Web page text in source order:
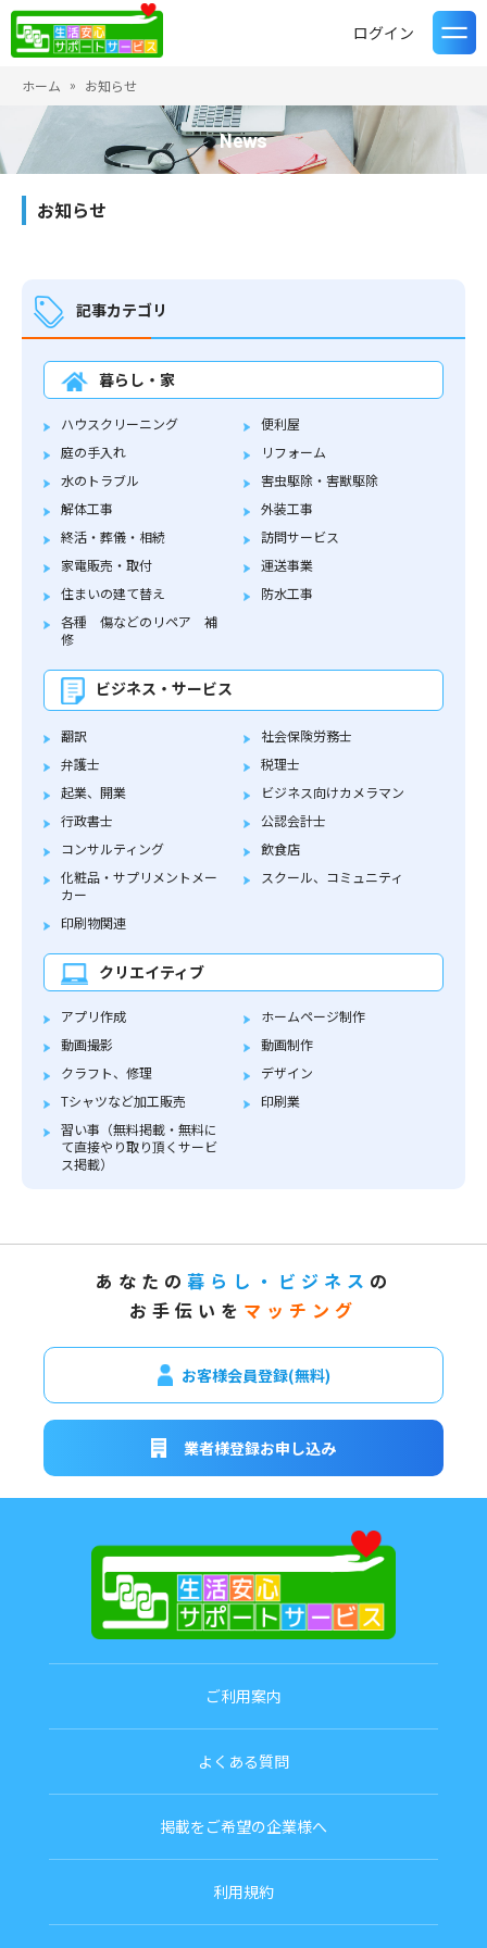
ログイン
ホーム お知らせ
News
お知らせ
記事カテゴリ
暮らし・家
ハウスクリーニング
便利屋
庭の手入れ
リフォーム
水のトラブル
害虫駆除・害獣駆除
解体工事
外装工事
終活・葬儀・相続
訪問サービス
家電販売・取付
運送事業
住まいの建て替え
防水工事
各種 傷などのリペア 補
修
ビジネス・サービス
翻訳
社会保険労務士
弁護士
税理士
起業、開業
ビジネス向けカメラマン
行政書士
公認会計士
コンサルティング
飲食店
化粧品・サプリメントメー
カー
スクール、コミュニティ
印刷物関連
クリエイティブ
アプリ作成
ホームページ制作
動画撮影
動画制作
クラフト、修理
デザイン
Tシャツなど加工販売
印刷業
習い事（無料掲載・無料に
て直接やり取り頂くサービ
ス掲載）
あなたの 暮らし・ビジネス の
お手伝いを マッチング
お客様会員登録(無料)
業者様登録お申し込み
ご利用案内
よくある質問
掲載をご希望の企業様へ
利用規約